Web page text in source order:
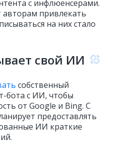
с инфлюенсерами.
привлекать
на них стало
свой ИИ
собственный
бота с ИИ, чтобы
от Google и Bing. С
предоставлять
ИИ краткие